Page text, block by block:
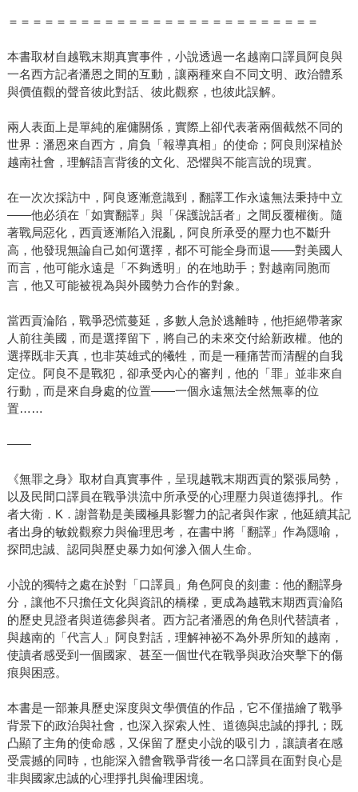
＝＝＝＝＝＝＝＝＝＝＝＝＝＝＝＝＝＝＝＝＝＝＝＝＝＝
本書取材自越戰末期真實事件，小說透過一名越南口譯員阿良與
一名西方記者潘恩之間的互動，讓兩種來自不同文明、政治體系
與價值觀的聲音彼此對話、彼此觀察，也彼此誤解。
兩人表面上是單純的雇傭關係，實際上卻代表著兩個截然不同的
世界：潘恩來自西方，肩負「報導真相」的使命；阿良則深植於
越南社會，理解語言背後的文化、恐懼與不能言說的現實。
在一次次採訪中，阿良逐漸意識到，翻譯工作永遠無法秉持中立
——他必須在「如實翻譯」與「保護說話者」之間反覆權衡。隨
著戰局惡化，西貢逐漸陷入混亂，阿良所承受的壓力也不斷升
高，他發現無論自己如何選擇，都不可能全身而退——對美國人
而言，他可能永遠是「不夠透明」的在地助手；對越南同胞而
言，他又可能被視為與外國勢力合作的對象。
當西貢淪陷，戰爭恐慌蔓延，多數人急於逃離時，他拒絕帶著家
人前往美國，而是選擇留下，將自己的未來交付給新政權。他的
選擇既非天真，也非英雄式的犧牲，而是一種痛苦而清醒的自我
定位。阿良不是戰犯，卻承受內心的審判，他的「罪」並非來自
行動，而是來自身處的位置——一個永遠無法全然無辜的位
置……
——
《無罪之身》取材自真實事件，呈現越戰末期西貢的緊張局勢，
以及民間口譯員在戰爭洪流中所承受的心理壓力與道德掙扎。作
者大衛．K．謝普勒是美國極具影響力的記者與作家，他延續其記
者出身的敏銳觀察力與倫理思考，在書中將「翻譯」作為隱喻，
探問忠誠、認同與歷史暴力如何滲入個人生命。
小說的獨特之處在於對「口譯員」角色阿良的刻畫：他的翻譯身
分，讓他不只擔任文化與資訊的橋樑，更成為越戰末期西貢淪陷
的歷史見證者與道德參與者。西方記者潘恩的角色則代替讀者，
與越南的「代言人」阿良對話，理解神祕不為外界所知的越南，
使讀者感受到一個國家、甚至一個世代在戰爭與政治夾擊下的傷
痕與困惑。
本書是一部兼具歷史深度與文學價值的作品，它不僅描繪了戰爭
背景下的政治與社會，也深入探索人性、道德與忠誠的掙扎；既
凸顯了主角的使命感，又保留了歷史小說的吸引力，讓讀者在感
受震撼的同時，也能深入體會戰爭背後一名口譯員在面對良心是
非與國家忠誠的心理掙扎與倫理困境。